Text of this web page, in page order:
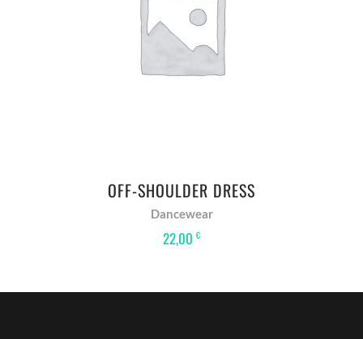
IN DEN WARENKORB
OFF-SHOULDER DRESS
Dancewear
22,00 €